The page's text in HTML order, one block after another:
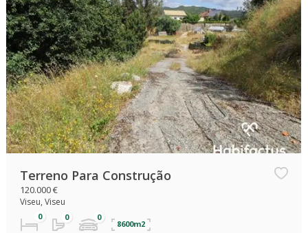
Terreno Para Construção
120.000 €
Viseu, Viseu
8600m2